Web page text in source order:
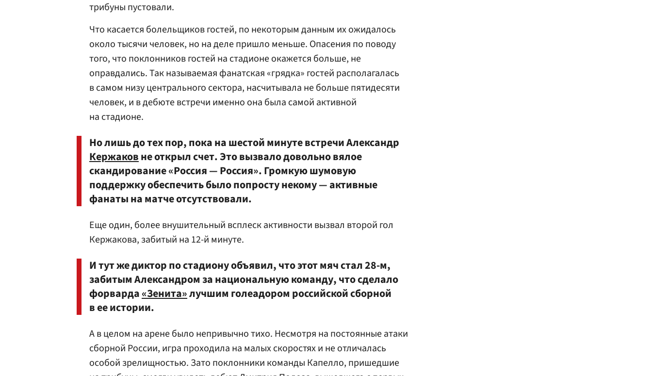
трибуны пустовали.
Что касается болельщиков гостей, по некоторым данным их ожидалось
около тысячи человек, но на деле пришло меньше. Опасения по поводу
того, что поклонников гостей на стадионе окажется больше, не
оправдались. Так называемая фанатская «грядка» гостей располагалась
в самом низу центрального сектора, насчитывала не больше пятидесяти
человек, и в дебюте встречи именно она была самой активной
на стадионе.
Но лишь до тех пор, пока на шестой минуте встречи Александр
Кержаковне открыл счет. Это вызвало довольно вялое
скандирование «Россия — Россия». Громкую шумовую
поддержку обеспечить было попросту некому — активные
фанаты на матче отсутствовали.
Еще один, более внушительный всплеск активности вызвал второй гол
Кержакова, забитый на 12-й минуте.
И тут же диктор по стадиону объявил, что этот мяч стал 28-м,
забитым Александром за национальную команду, что сделало
форварда«Зенита»лучшим голеадором российской сборной
в ее истории.
А в целом на арене было непривычно тихо. Несмотря на постоянные атаки
сборной России, игра проходила на малых скоростях и не отличалась
особой зрелищностью. Зато поклонники команды Капелло, пришедшие